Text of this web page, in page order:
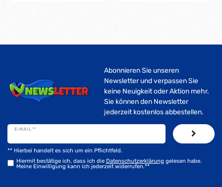
Abonnieren Sie unseren
Newsletter und verpassen Sie
keine Neuigkeit oder Aktion mehr.
Sie können den Newsletter
jederzeit kostenlos abbestellen.
E-MAIL **
Hiermit bestätige ich, dass ich die Daten­schutz­erklärung gelesen habe.
Meine Einwilligung kann ich jederzeit widerrufen.**
** Hierbei handelt es sich um ein Pflichtfeld.